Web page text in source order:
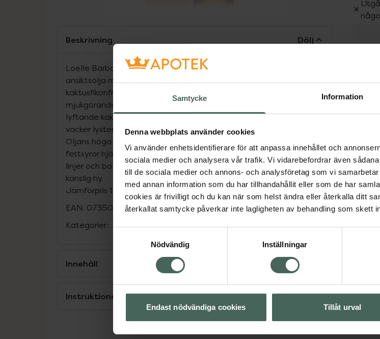
Samtycke Information
Denna webbplats använder cookies
Vi använder enhetsidentifierare för att anpassa innehållet och
sociala medier och analysera vår trafik. Vi vidarebefordrar även
till de sociala medier och annons- och analysföretag som vi
med annan information som du har tillhandahållit eller som de har
cookies är frivilligt och du kan när som helst ändra eller återkalla ditt
återkallat samtycke påverkar inte lagligheten av behandling som skett
Nödvändig
Inställningar
Endast nödvändiga cookies Tillåt urval
Beskrivning Dölj
Loelle Barbary Fig Seed Face Oil är en fantastisk ekologisk
ansiktsolja med Loelles stjärnprodukt arganolja och exklusiv
kaktusfikonfröolja. Arganoljans skyddande, läkande och
mjukgörande egenskaper tillsammans med den djupt närande och
lyftande kaktusfikonfröoljan ger en ansiktsolja som ger huden
vacker lyster.
Oljans höga innehåll av E vitamin, antioxidanter och nyttiga
fettsyror hjälper huden att bibehålla sin spänst, motverkar fina
linjer och balanserar inflammerad hud. Passar alla hudtyper, även
känslig hy.
Jämförpris 17,63 kr/ ml
EAN: 07350069280244
Kategorier:
Innehåll Visa
Instruktioner Visa